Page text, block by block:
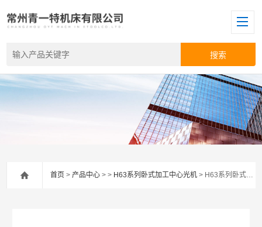
首页 >产品中心 > > H63系列卧式加工中心光机 > H63系列卧式加工中心光机